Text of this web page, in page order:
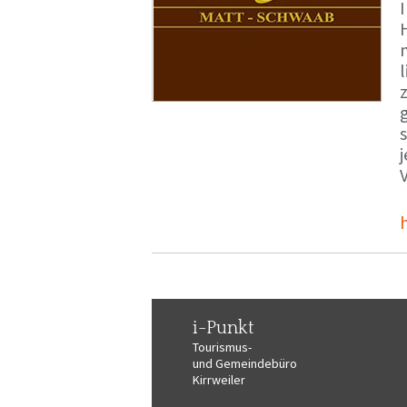
i-Punkt
Tourismus-
und Gemeindebüro
Kirrweiler